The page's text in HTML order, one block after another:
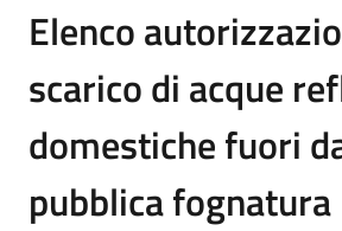
Elenco
scarico di acque
domestiche fuori
pubblica fognatura